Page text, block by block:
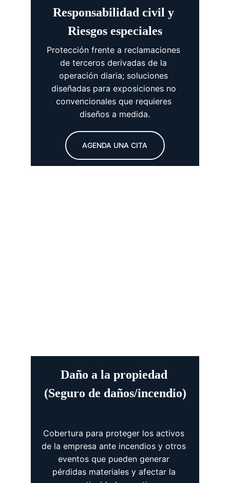
Responsabilidad civil y
Riesgos especiales
AGENDA UNA CITA
Protección frente a reclamaciones
de terceros derivadas de la
operación diaria; soluciones
diseñadas para exposiciones no
convencionales que requieres
diseños a medida.
Daño a la propiedad
(Seguro de daños/incendio)
Cobertura para proteger los activos
de la empresa ante incendios y otros
eventos que pueden generar
pérdidas materiales y afectar la